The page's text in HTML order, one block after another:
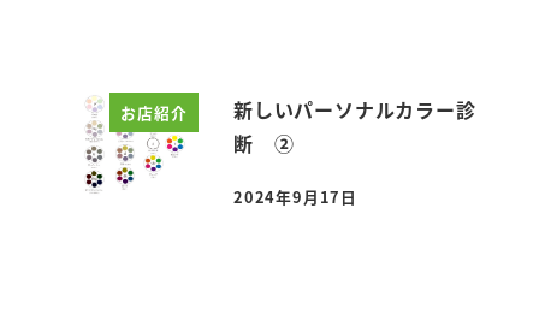
お店紹介
新しいパーソナルカラー診
断 ②
投稿日
2024年9月17日